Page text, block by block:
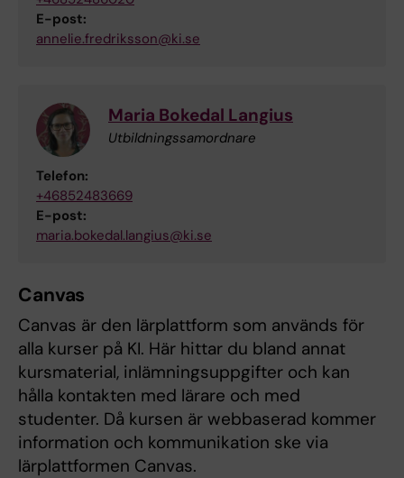
E-post:
annelie.fredriksson@ki.se
Maria Bokedal Langius
Utbildningssamordnare
Telefon:
+46852483669
E-post:
maria.bokedal.langius@ki.se
Canvas
Canvas är den lärplattform som används för
alla kurser på KI. Här hittar du bland annat
kursmaterial, inlämningsuppgifter och kan
hålla kontakten med lärare och med
studenter. Då kursen är webbaserad kommer
information och kommunikation ske via
lärplattformen Canvas.